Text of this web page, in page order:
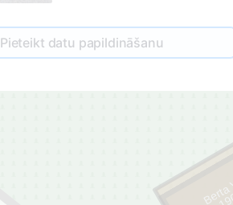
Pieteikt datu papildināšanu